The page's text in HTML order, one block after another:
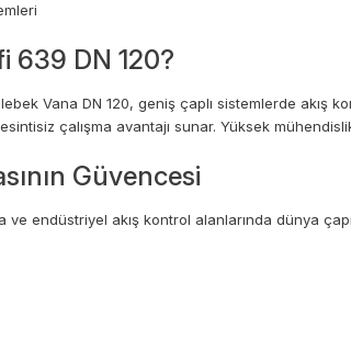
639 DN 120?
Vana DN 120, geniş çaplı sistemlerde akış
çalışma avantajı sunar. Yüksek
Güvencesi
ve endüstriyel akış kontrol alanlarında dünya